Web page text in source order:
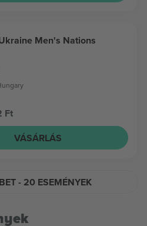
Men's Nations
Ft
VÁSÁRLÁS
- 20 ESEMÉNYEK